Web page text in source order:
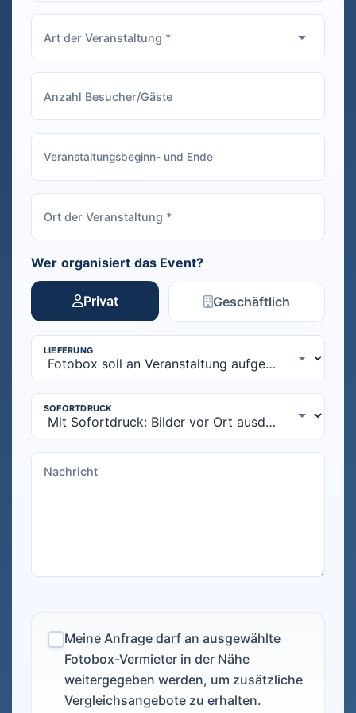
Wer organisiert das Event?
Privat Geschäftlich
Meine Anfrage darf an ausgewählte
Fotobox-Vermieter in der Nähe
weitergegeben werden, um zusätzliche
Vergleichsangebote zu erhalten.